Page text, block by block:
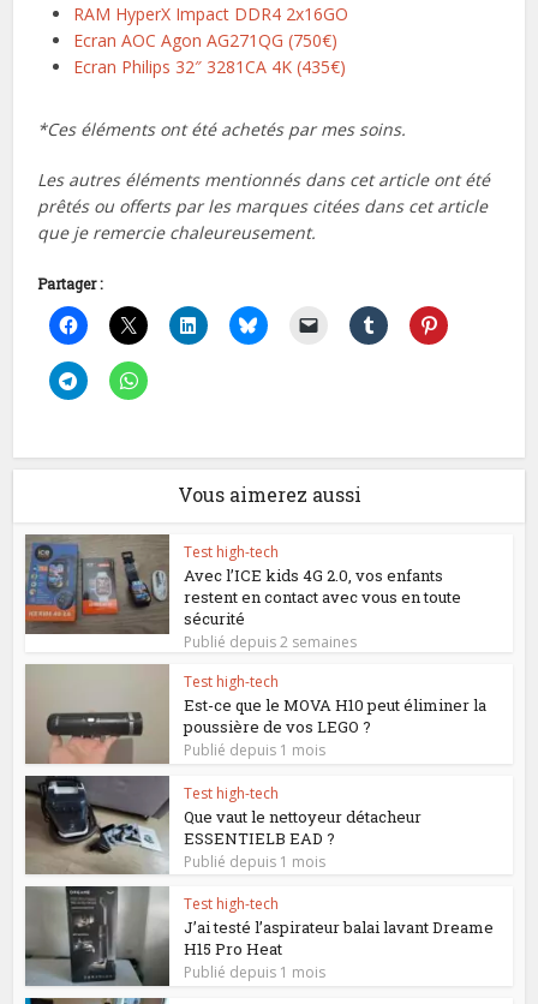
RAM HyperX Impact DDR4 2x16GO
Ecran AOC Agon AG271QG (750€)
Ecran Philips 32″ 3281CA 4K (435€)
*Ces éléments ont été achetés par mes soins.
Les autres éléments mentionnés dans cet article ont été
prêtés ou offerts par les marques citées dans cet article
que je remercie chaleureusement.
Partager :
Vous aimerez aussi
Test high-tech
Avec l’ICE kids 4G 2.0, vos enfants
restent en contact avec vous en toute
sécurité
Publié depuis 2 semaines
Test high-tech
Est-ce que le MOVA H10 peut éliminer la
poussière de vos LEGO ?
Publié depuis 1 mois
Test high-tech
Que vaut le nettoyeur détacheur
ESSENTIELB EAD ?
Publié depuis 1 mois
Test high-tech
J’ai testé l’aspirateur balai lavant Dreame
H15 Pro Heat
Publié depuis 1 mois